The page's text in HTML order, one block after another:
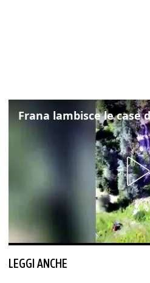
LEGGI ANCHE